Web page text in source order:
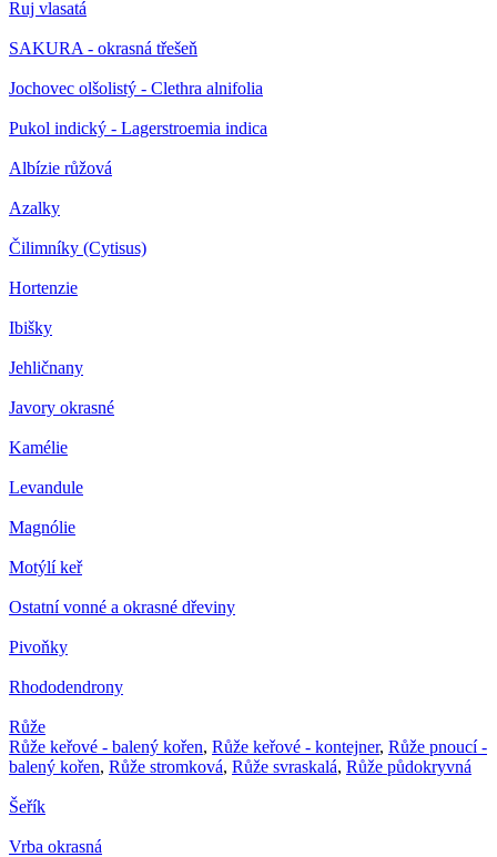
Ruj vlasatá
SAKURA - okrasná třešeň
Jochovec olšolistý - Clethra alnifolia
Pukol indický - Lagerstroemia indica
Albízie růžová
Azalky
Čilimníky (Cytisus)
Hortenzie
Ibišky
Jehličnany
Javory okrasné
Kamélie
Levandule
Magnólie
Motýlí keř
Ostatní vonné a okrasné dřeviny
Pivoňky
Rhododendrony
Růže
Růže keřové - balený kořen, Růže keřové - kontejner, Růže pnoucí -
balený kořen, Růže stromková, Růže svraskalá, Růže půdokryvná
Šeřík
Vrba okrasná